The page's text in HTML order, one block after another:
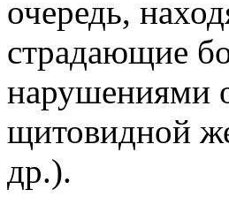
очередь,
страдающие
нарушениями
щитовидной
др.).